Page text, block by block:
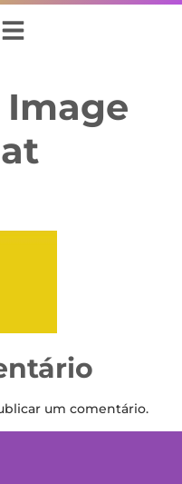
um comentário.